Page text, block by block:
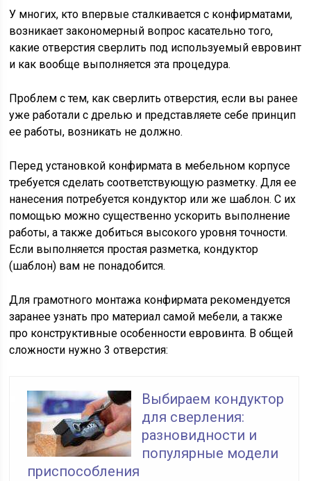
У многих, кто впервые сталкивается с конфирматами,
возникает закономерный вопрос касательно того,
какие отверстия сверлить под используемый евровинт
и как вообще выполняется эта процедура.
Проблем с тем, как сверлить отверстия, если вы ранее
уже работали с дрелью и представляете себе принцип
ее работы, возникать не должно.
Перед установкой конфирмата в мебельном корпусе
требуется сделать соответствующую разметку. Для ее
нанесения потребуется кондуктор или же шаблон. С их
помощью можно существенно ускорить выполнение
работы, а также добиться высокого уровня точности.
Если выполняется простая разметка, кондуктор
(шаблон) вам не понадобится.
Для грамотного монтажа конфирмата рекомендуется
заранее узнать про материал самой мебели, а также
про конструктивные особенности евровинта. В общей
сложности нужно 3 отверстия:
Выбираем кондуктор
для сверления:
разновидности и
популярные модели
приспособления